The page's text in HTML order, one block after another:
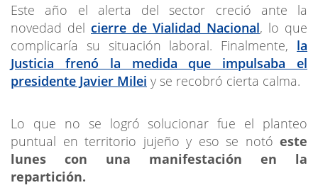
Este año el alerta del sector creció ante la
novedad del cierre de Vialidad Nacional, lo que
complicaría su situación laboral. Finalmente, la
Justicia frenó la medida que impulsaba el
presidente Javier Milei y se recobró cierta calma.
Lo que no se logró solucionar fue el planteo
puntual en territorio jujeño y eso se notó este
lunes con una manifestación en la
repartición.